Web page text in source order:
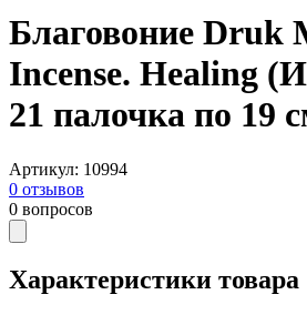
Благовоние Druk
Incense. Healing
21 палочка по 19
Артикул: 10994
0 отзывов
0 вопросов
Характеристики товара